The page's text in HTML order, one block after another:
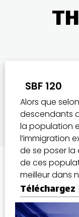
SBF 120
Alors que
descendants
la population
l’immigration
de se poser la
de ces
meilleur dans
Téléchargez